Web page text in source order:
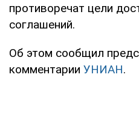
противоречат цели
соглашений.
Об этом сообщил
комментарии УНИАН.